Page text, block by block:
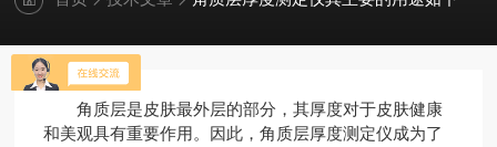
角质层是皮肤最外层的部分，其厚度对于皮肤健康
和美观具有重要作用。因此，角质层厚度测定仪成为了